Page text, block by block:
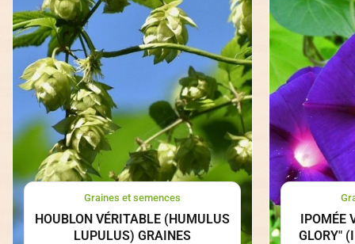
Graines et semences
HOUBLON VÉRITABLE (HUMULUS
LUPULUS) GRAINES
IPOMÉE
GLORY"